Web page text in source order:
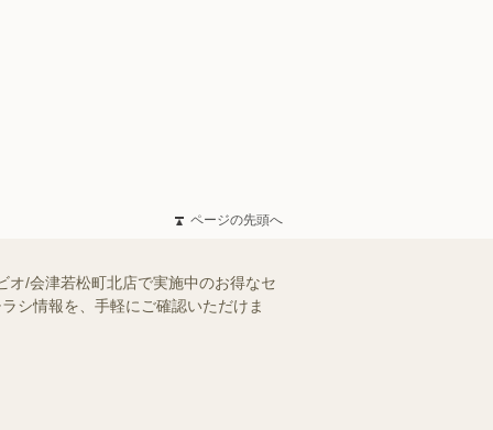
ページの先頭へ
オ/会津若松町北店で実施中のお得なセ
シ情報を、手軽にご確認いただけま